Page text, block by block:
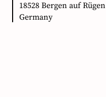
18528 Bergen auf Rügen
Germany